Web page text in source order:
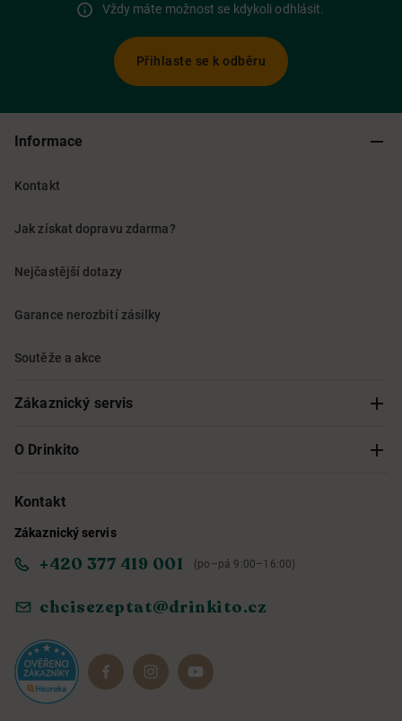
Vždy máte možnost se kdykoli odhlásit.
Přihlaste se k odběru
Informace
Kontakt
Jak získat dopravu zdarma?
Nejčastější dotazy
Garance nerozbití zásilky
Soutěže a akce
Zákaznický servis
Sledování objednávky
Obchodní podmínky
Reklamace a vrácení
O Drinkito
O nás
Informace o přístupnosti služby
Dárkové sady
Kontakt
Zákaznický servis
+420 377 419 001 (po–pá 9:00–16:00)
chcisezeptat@drinkito.cz